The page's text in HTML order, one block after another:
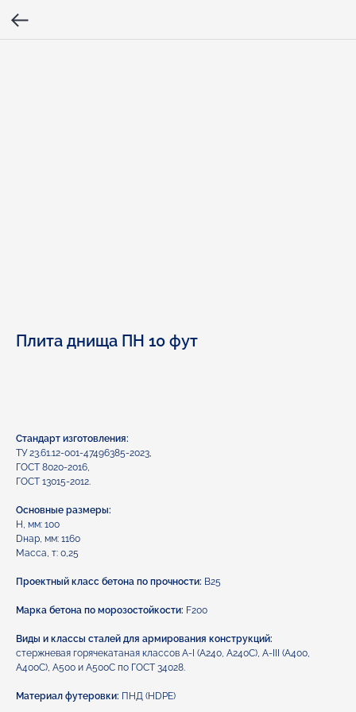
Плита днища ПН 10 фут
Стандарт изготовления:
ТУ 23.61.12-001-47496385-2023,
ГОСТ 8020-2016,
ГОСТ 13015-2012.
Основные размеры:
Н, мм: 100
Dнар, мм: 1160
Масса, т: 0,25
Проектный класс бетона по прочности: B25
Марка бетона по морозостойкости: F200
Виды и классы сталей для армирования конструкций:
стержневая горячекатаная классов А-I (А240, А240С), A-III (A400,
А400С), А500 и А500С по ГОСТ 34028.
Материал футеровки: ПНД (HDPE)